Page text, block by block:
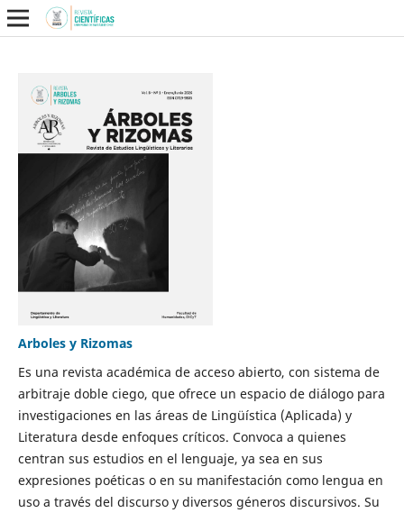
Arboles y Rizomas
Es una revista académica de acceso abierto, con sistema de
arbitraje doble ciego, que ofrece un espacio de diálogo para
investigaciones en las áreas de Lingüística (Aplicada) y
Literatura desde enfoques críticos. Convoca a quienes
centran sus estudios en el lenguaje, ya sea en sus
expresiones poéticas o en su manifestación como lengua en
uso a través del discurso y diversos géneros discursivos. Su